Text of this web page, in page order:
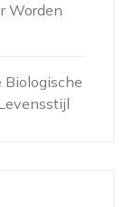
Worden
Biologische